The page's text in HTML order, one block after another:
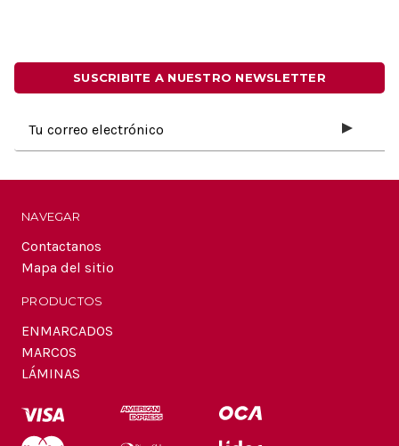
SUSCRIBITE A NUESTRO NEWSLETTER
electrónico
NAVEGAR
Contactanos
Mapa del sitio
PRODUCTOS
ENMARCADOS
MARCOS
LÁMINAS